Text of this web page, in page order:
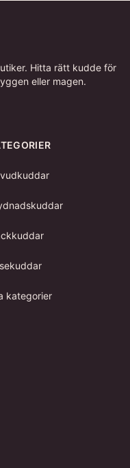
Hitta rätt kudde för
eller magen.
kategorier